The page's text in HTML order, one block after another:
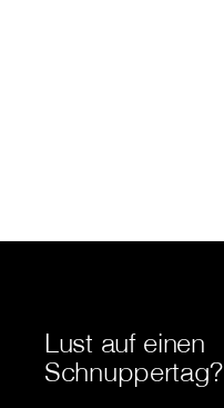
Lust auf einen
Schnuppertag?